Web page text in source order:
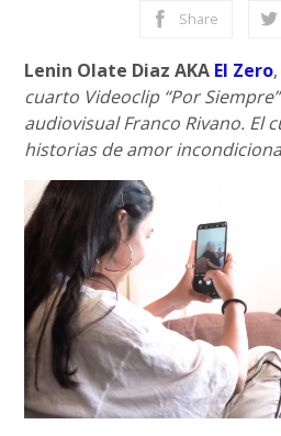
Share
Lenin Olate Diaz AKA El Zero,
cuarto Videoclip “Por
audiovisual Franco Rivano. El
historias de amor